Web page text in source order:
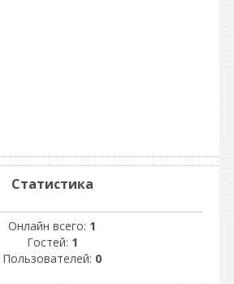
Статистика
Онлайн всего: 1
Гостей: 1
Пользователей: 0